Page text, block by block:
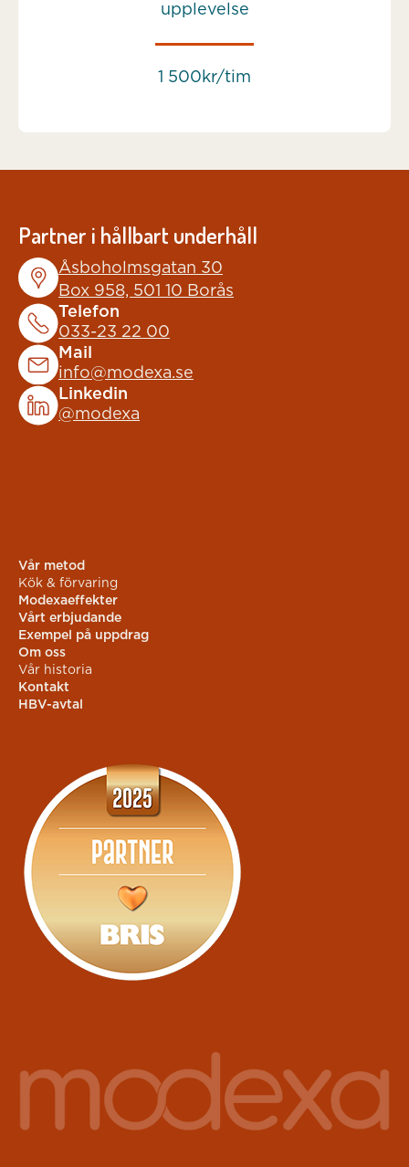
upplevelse
1 500kr/tim
Partner i hållbart underhåll
Åsboholmsgatan 30
Box 958, 501 10 Borås
Telefon
033-23 22 00
Mail
info@modexa.se
Linkedin
@modexa
Vår metod
Kök & förvaring
Modexaeffekter
Vårt erbjudande
Exempel på uppdrag
Om oss
Vår historia
Kontakt
HBV-avtal